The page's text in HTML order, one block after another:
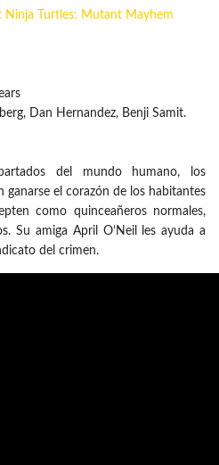
Ninja Turtles: Mutant Mayhem
Dan Hernandez, Benji Samit.
del mundo humano, los
ganarse el corazón de los habitantes
como quinceañeros normales,
Su amiga April O’Neil les ayuda a
del crimen.